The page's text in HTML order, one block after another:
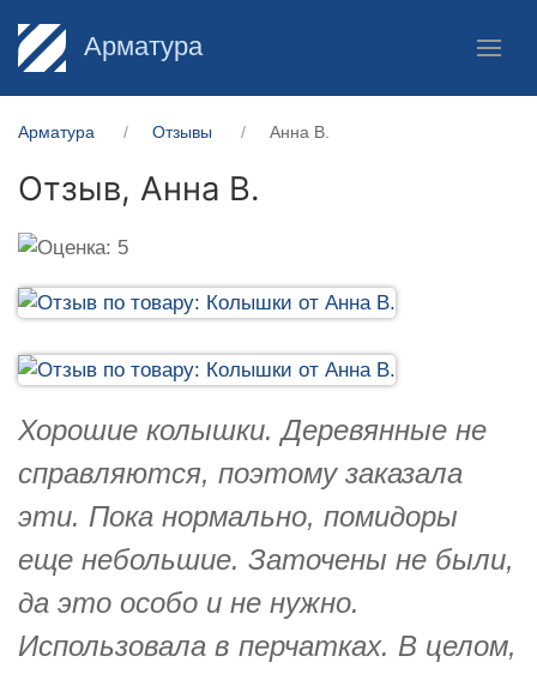
Арматура
Арматура Отзывы Анна В.
Отзыв, Анна В.
Хорошие колышки. Деревянные не
справляются, поэтому заказала
эти. Пока нормально, помидоры
еще небольшие. Заточены не были,
да это особо и не нужно.
Использовала в перчатках. В целом,